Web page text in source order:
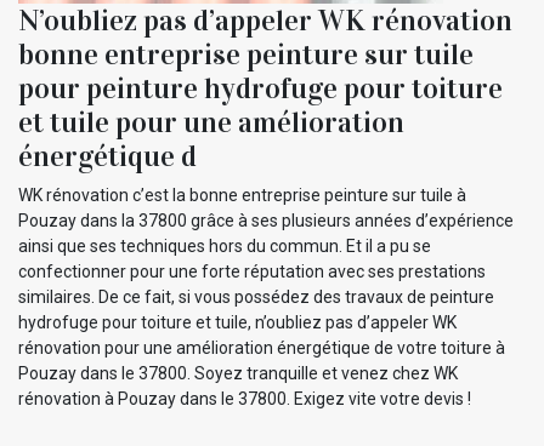
N’oubliez pas d’appeler WK rénovation
bonne entreprise peinture sur tuile
pour peinture hydrofuge pour toiture
et tuile pour une amélioration
énergétique d
WK rénovation c’est la bonne entreprise peinture sur tuile à
Pouzay dans la 37800 grâce à ses plusieurs années d’expérience
ainsi que ses techniques hors du commun. Et il a pu se
confectionner pour une forte réputation avec ses prestations
similaires. De ce fait, si vous possédez des travaux de peinture
hydrofuge pour toiture et tuile, n’oubliez pas d’appeler WK
rénovation pour une amélioration énergétique de votre toiture à
Pouzay dans le 37800. Soyez tranquille et venez chez WK
rénovation à Pouzay dans le 37800. Exigez vite votre devis !